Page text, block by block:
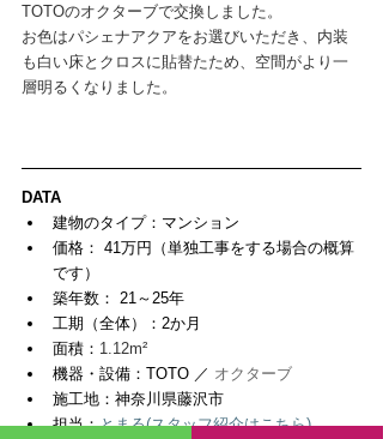
TOTOのオクターブで交換しました。
お色はパシェナアクアをお選びいただき、内装
も白い床とクロスに貼替たため、空間がより一
層明るくなりました。
DATA
建物のタイプ：マンション
価格： 41万円（単独工事をする場合の概算
です）
築年数： 21～25年
工期（全体）：2か月
面積： 1.12m²
機器・設備： TOTO ／ オクターブ
施工地：神奈川県藤沢市
担当：とまる(スタッフ紹介はこちら)